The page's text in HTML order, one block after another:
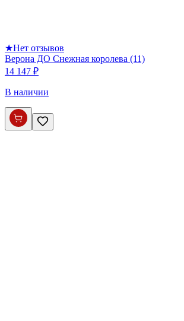
★Нет отзывов
Верона ДО Снежная королева (11)
14 147 ₽
В наличии